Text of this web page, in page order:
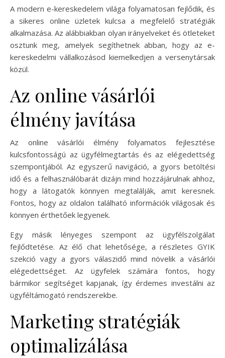
A modern e-kereskedelem világa folyamatosan fejlődik, és
a sikeres online üzletek kulcsa a megfelelő stratégiák
alkalmazása. Az alábbiakban olyan irányelveket és ötleteket
osztunk meg, amelyek segíthetnek abban, hogy az e-
kereskedelmi vállalkozásod kiemelkedjen a versenytársak
közül.
Az online vásárlói
élmény javítása
Az online vásárlói élmény folyamatos fejlesztése
kulcsfontosságú az ügyfélmegtartás és az elégedettség
szempontjából. Az egyszerű navigáció, a gyors betöltési
idő és a felhasználóbarát dizájn mind hozzájárulnak ahhoz,
hogy a látogatók könnyen megtalálják, amit keresnek.
Fontos, hogy az oldalon található információk világosak és
könnyen érthetőek legyenek.
Egy másik lényeges szempont az ügyfélszolgálat
fejlődtetése. Az élő chat lehetősége, a részletes GYIK
szekció vagy a gyors válaszidő mind növelik a vásárlói
elégedettséget. Az ügyfelek számára fontos, hogy
bármikor segítséget kapjanak, így érdemes investálni az
ügyféltámogató rendszerekbe.
Marketing stratégiák
optimalizálása